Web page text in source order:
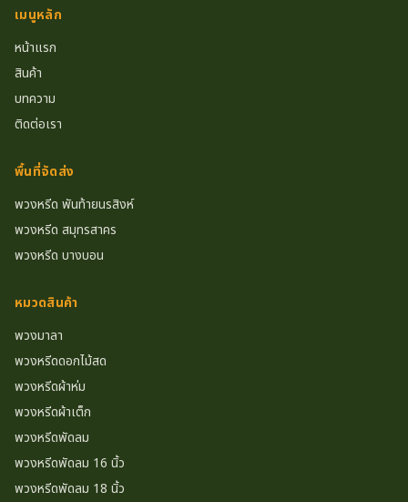
เมนูหลัก
หน้าแรก
สินค้า
บทความ
ติดต่อเรา
พื้นที่จัดส่ง
พวงหรีด พันท้ายนรสิงห์
พวงหรีด สมุทรสาคร
พวงหรีด บางบอน
หมวดสินค้า
พวงมาลา
พวงหรีดดอกไม้สด
พวงหรีดผ้าห่ม
พวงหรีดผ้าเต็ก
พวงหรีดพัดลม
พวงหรีดพัดลม 16 นิ้ว
พวงหรีดพัดลม 18 นิ้ว